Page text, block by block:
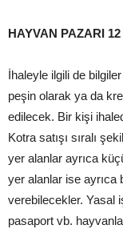
HAYVAN PAZARI
İhaleyle ilgili de
peşin olarak ya da
edilecek. Bir kişi
Kotra satışı sıralı
yer alanlar ayrıca
yer alanlar ise ayrıca
verebilecekler. Yasal
pasaport vb.